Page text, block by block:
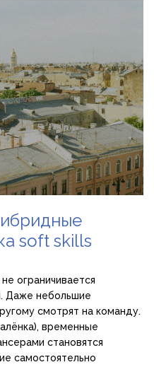
soft skills
ограничивается
Даже небольшие
смотрят на команду.
временные
становятся
самостоятельно